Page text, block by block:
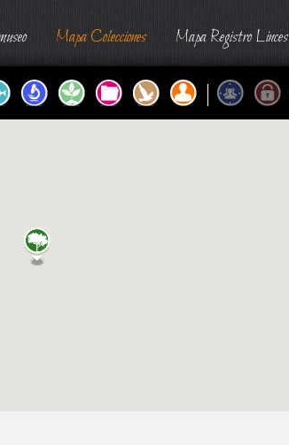
Mapa Colecciones Mapa Registro Linces